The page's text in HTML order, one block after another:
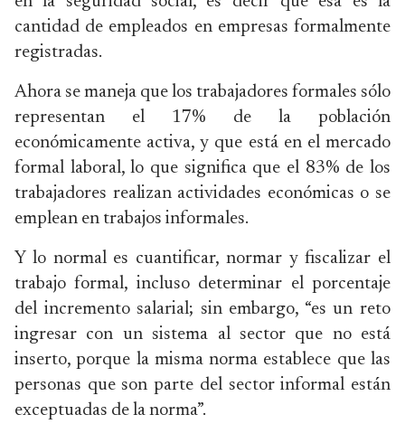
cantidad de empleados en empresas formalmente
registradas.
Ahora se maneja que los trabajadores formales sólo
representan el 17% de la población
económicamente activa, y que está en el mercado
formal laboral, lo que significa que el 83% de los
trabajadores realizan actividades económicas o se
emplean en trabajos informales.
Y lo normal es cuantificar, normar y fiscalizar el
trabajo formal, incluso determinar el porcentaje
del incremento salarial; sin embargo, “es un reto
ingresar con un sistema al sector que no está
inserto, porque la misma norma establece que las
personas que son parte del sector informal están
exceptuadas de la norma”.